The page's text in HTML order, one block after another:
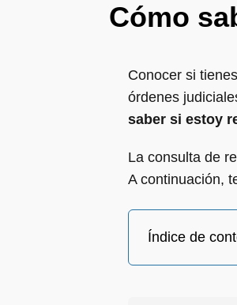
Cómo
Conocer si
órdenes
saber si estoy
La consulta de
A continuación,
Índice de